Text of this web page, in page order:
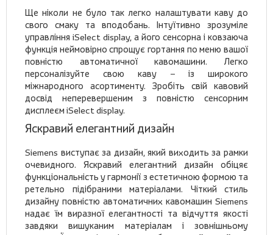
Ще ніколи не було так легко налаштувати каву до
свого смаку та вподобань. Інтуїтивно зрозуміле
управління iSelect display, а його сенсорна і ковзаюча
функція неймовірно спрощує гортання по меню вашої
повністю автоматичної кавомашини. Легко
персоналізуйте свою каву – із широкого
міжнародного асортименту. Зробіть свій кавовий
досвід неперевершеним з повністю сенсорним
дисплеєм iSelect display.
Яскравий елегантний дизайн
Siemens виступає за дизайн, який виходить за рамки
очевидного. Яскравий елегантний дизайн обіцяє
функціональність у гармонії з естетичною формою та
ретельно підібраними матеріалами. Чіткий стиль
дизайну повністю автоматичних кавомашин Siemens
надає їм виразної елегантності та відчуття якості
завдяки вишуканим матеріалам і зовнішньому